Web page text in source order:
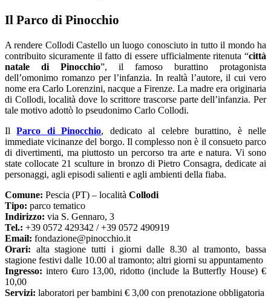
Il Parco di Pinocchio
A rendere Collodi Castello un luogo conosciuto in tutto il mondo ha
contribuito sicuramente il fatto di essere ufficialmente ritenuta “città
natale di Pinocchio”, il famoso burattino protagonista
dell’omonimo romanzo per l’infanzia. In realtà l’autore, il cui vero
nome era Carlo Lorenzini, nacque a Firenze. La madre era originaria
di Collodi, località dove lo scrittore trascorse parte dell’infanzia. Per
tale motivo adottò lo pseudonimo Carlo Collodi.
IlParco di Pinocchio, dedicato al celebre burattino, è nelle
immediate vicinanze del borgo. Il complesso non è il consueto parco
di divertimenti, ma piuttosto un percorso tra arte e natura. Vi sono
state collocate 21 sculture in bronzo di Pietro Consagra, dedicate ai
personaggi, agli episodi salienti e agli ambienti della fiaba.
Comune: Pescia (PT) – località Collodi
Tipo: parco tematico
Indirizzo: via S. Gennaro, 3
Tel.: +39 0572 429342 / +39 0572 490919
Email: fondazione@pinocchio.it
Orari: alta stagione tutti i giorni dalle 8.30 al tramonto, bassa
stagione festivi dalle 10.00 al tramonto; altri giorni su appuntamento
Ingresso: intero €uro 13,00, ridotto (include la Butterfly House) €
10,00
Servizi: laboratori per bambini € 3,00 con prenotazione obbligatoria